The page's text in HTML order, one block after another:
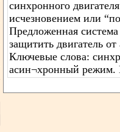
синхронного
исчезновением или
Предложенная
защитить двигатель
Ключевые слова:
асин¬хронный режим.